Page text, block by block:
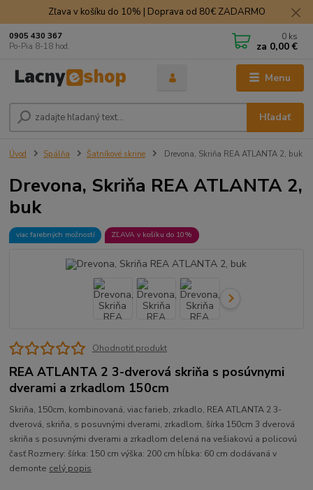
Zľava v košíku do 10% | Doprava od 80€ ZADARMO
Menu
Hľadať
0905 430 367
Po-Pia 8-18 hod.
0 ks
za 0,00 €
Úvod Spálňa Šatníkové skrine Drevona, Skriňa REA ATLANTA 2, buk
Drevona, Skriňa REA ATLANTA 2,
buk
viac farebných možností ZĽAVA v košíku do 10%
Ohodnotiť produkt
REA ATLANTA 2 3-dverová skriňa s posúvnymi
dverami a zrkadlom 150cm
Skriňa, 150cm, kombinovaná, viac farieb, zrkadlo, REA ATLANTA 2 3-
dverová, skriňa, s posuvnými dverami, zrkadlom, šírka 150cm 3 dverová
skriňa s posuvnými dverami a zrkadlom delená na vešiakovú a policovú
časť Rozmery: šírka: 150 cm výška: 200 cm hĺbka: 60 cm dodávaná v
demonte celý popis